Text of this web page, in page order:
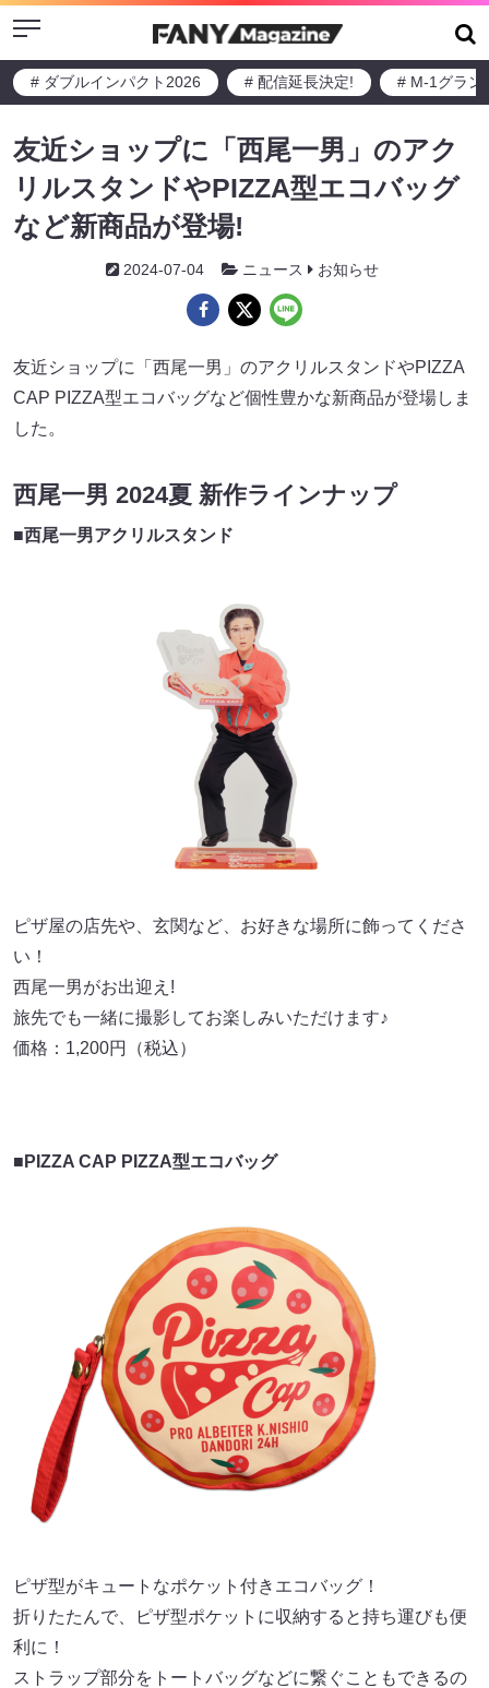
Menu
# ダブルインパクト2026 # 配信延長決定! # M-1グラン
友近ショップに「西尾一男」のアク
リルスタンドやPIZZA型エコバッグ
など新商品が登場!
2024-07-04 ニュース お知らせ
友近ショップに「西尾一男」のアクリルスタンドやPIZZA
CAP PIZZA型エコバッグなど個性豊かな新商品が登場しま
した。
西尾一男 2024夏 新作ラインナップ
■西尾一男アクリルスタンド
ピザ屋の店先や、玄関など、お好きな場所に飾ってくださ
い！
西尾一男がお出迎え!
旅先でも一緒に撮影してお楽しみいただけます♪
価格：1,200円（税込）
■PIZZA CAP PIZZA型エコバッグ
ピザ型がキュートなポケット付きエコバッグ！
折りたたんで、ピザ型ポケットに収納すると持ち運びも便
利に！
ストラップ部分をトートバッグなどに繋ぐこともできるの